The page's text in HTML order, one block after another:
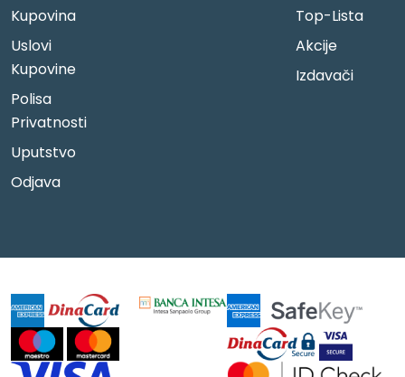
Kupovina
Uslovi
Kupovine
Polisa
Privatnosti
Uputstvo
Odjava
Top-Lista
Akcije
Izdavači